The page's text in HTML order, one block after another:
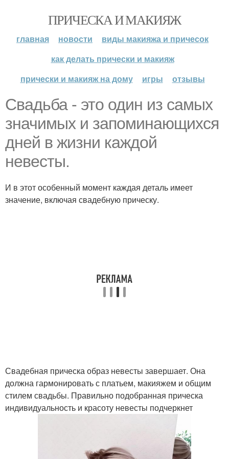
ПРИЧЕСКА И МАКИЯЖ
главная новости
виды макияжа и причесок
как делать прически и макияж
прически и макияж на дому
игры отзывы
Свадьба - это один из самых
значимых и запоминающихся
дней в жизни каждой
невесты.
И в этот особенный момент каждая деталь имеет
значение, включая свадебную прическу.
Свадебная прическа образ невесты завершает. Она
должна гармонировать с платьем, макияжем и общим
стилем свадьбы. Правильно подобранная прическа
индивидуальность и красоту невесты подчеркнет